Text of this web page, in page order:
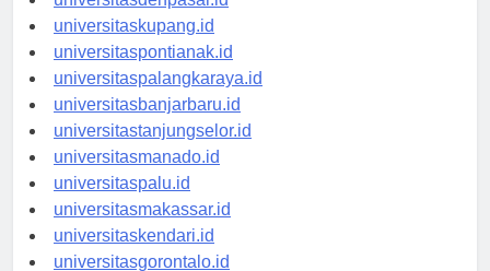
universitasdenpasar.id
universitaskupang.id
universitaspontianak.id
universitaspalangkaraya.id
universitasbanjarbaru.id
universitastanjungselor.id
universitasmanado.id
universitaspalu.id
universitasmakassar.id
universitaskendari.id